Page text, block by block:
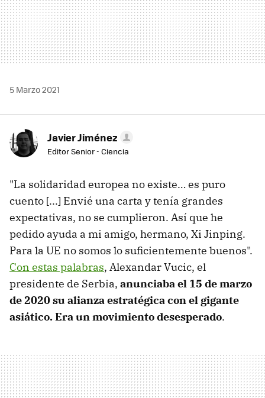
5 Marzo 2021
Javier Jiménez
Editor Senior - Ciencia
"La solidaridad europea no existe… es puro
cuento [...] Envié una carta y tenía grandes
expectativas, no se cumplieron. Así que he
pedido ayuda a mi amigo, hermano, Xi Jinping.
Para la UE no somos lo suficientemente buenos".
Con estas palabras, Alexandar Vucic, el
presidente de Serbia, anunciaba el 15 de marzo
de 2020 su alianza estratégica con el gigante
asiático. Era un movimiento desesperado.